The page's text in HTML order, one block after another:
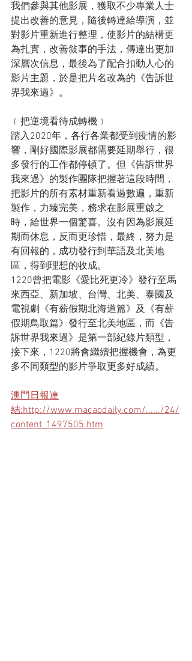
我們參與其他影展，獲取不少專業人士
提出改善的意見，隨後轉達給導演，並
對影片重新進行整理，使影片的結構更
為扎實，改善敍事的手法，傳達出更加
深層次信息，最後為了配合扣動人心的
影片主題，於是把片名改為的《告訴世
界我來過》。
﹝把逆境看待成轉機﹞
踏入2020年，各行各業都受到疫情的影
響，剛好國際影展都需要延期舉行，很
多發行的工作都停頓了。但《告訴世界
我來過》的製作團隊把握著這段時間，
把影片的所有素材重新看過數遍，重新
製作，力臻完美，務求在影展重啟之
時，給世界一個驚喜。沒有因為影展延
期而休息，反而更珍惜，最終，努力是
有回報的，成功發行到華語及北美地
區，得到理想的收成。
1220曾把電影《愛比死更冷》發行至馬
來西亞、新加坡、台灣、北美、泰國及
電視劇《有薪假期北海道篇》及《有薪
假期鳥取篇》發行至北美地區，而《告
訴世界我來過》是第一部紀錄片類型，
接下來，1220將會繼續把握機會，為更
多不同類型的影片爭取更多好成績。
澳門日報連
結:http://www.macaodaily.com/....../24/
content_1497505.htm